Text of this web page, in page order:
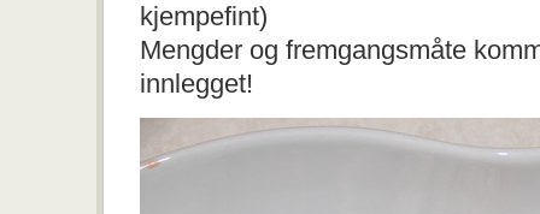
kjempefint)
Mengder og fremgangsmåte
innlegget!